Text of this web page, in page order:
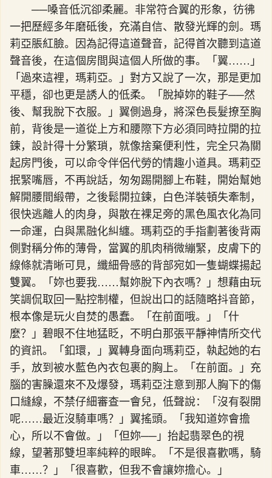
──嗓音低沉卻柔麗。非常符合翼的形象，彷彿
一把歷經多年磨砥後，充滿自信、散發光輝的劍。瑪
莉亞脹紅臉。因為記得這道聲音，記得首次聽到這道
聲音後，在這個房間與這個人所做的事。「翼……」
「過來這裡，瑪莉亞。」對方又說了一次，那是更加
平穩，卻也更是誘人的低柔。「脫掉妳的鞋子──然
後、幫我脫下衣服。」翼側過身，將深色長髮撩至胸
前，背後是一道從上方和腰際下方必須同時拉開的拉
鍊，設計得十分繁瑣，就像捨棄便利性，完全只為關
起房門後，可以命令伴侶代勞的情趣小道具。瑪莉亞
抿緊嘴唇，不再說話，匆匆踢開腳上布鞋，開始幫她
解開腰間緞帶，之後鬆開拉鍊，白色洋裝頓失牽制，
很快逃離人的肉身，與散在裸足旁的黑色風衣化為同
一命運，白與黑融化糾纏。瑪莉亞的手指劃著後背兩
側對稱分佈的薄骨，當翼的肌肉稍微繃緊，皮膚下的
線條就清晰可見，纖細骨感的背部宛如一隻蝴蝶揚起
雙翼。「妳也要我……幫妳脫下內衣嗎？」想藉由玩
笑調侃取回一點控制權，但說出口的話隨略抖音節，
根本像是玩火自焚的愚蠢。「在前面哦。」「什
麼？」碧眼不住地猛眨，不明白那張平靜神情所交代
的資訊。「釦環，」翼轉身面向瑪莉亞，執起她的右
手，放到被水藍色內衣包裹的胸上。「在前面。」充
腦的害臊還來不及爆發，瑪莉亞注意到那人胸下的傷
口縫線，不禁仔細審查一會兒，低聲說：「沒有裂開
呢……最近沒騎車嗎？」翼搖頭。「我知道妳會擔
心，所以不會做。」「但妳──」抬起翡翠色的視
線，望著那雙坦率純粹的眼眸。「不是很喜歡嗎，騎
車……？」「很喜歡，但我不會讓妳擔心。」